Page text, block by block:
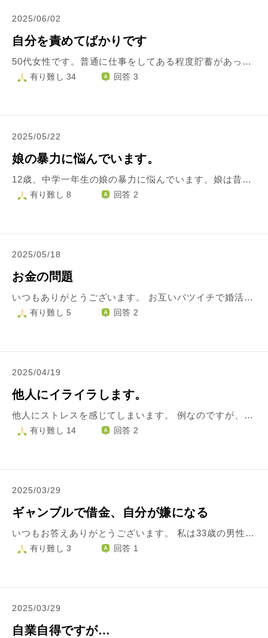
2025/06/02
自分を責めてばかりです
50代女性です。普通に仕事をしてある程度貯蓄があって、普通に友人がいて遊びに行ったり愚痴を言い会ったり、普通に結婚して子供が巣立ったら旅行などしたり、農家の両親の手伝いをしたり。これらが私のしたかった事です。でも全部逆で、仕事が続かなくて貯蓄がなく、夫のDVに耐えられず離婚して両親に金銭的にも負担をかけてしまい、健康な両親だったのに急な病気で亡くなりました。悩みを相談できる友人もいません。息子がいますが嫁の言いなりで、こんな私を見下しています。会話も殆どありません。仕事が続かないのは人と関わるのが兎に角苦手で分からない事を聞く事さえできなかったのでリタイアという感じです。お金が無くて焦る一方でしたが親には理解してもらえず相談できる人もおらず、転職しながらこの年齢になってしまいました。今はパートです。子供を育てる為借金があり今も返済しています。養育費は払ってもらえませんでした。知識が無かったので泣き寝入りです。離婚後は全く縁がありません。何でこんなに無いことだらけなんだろう。無いに目を向けず有るを見ろとか、人生これからなんて言われますがそんな余裕はありません。上記に綴ったような、ただただ普通に生きたかっただけです。自分が情けなくて悔しいです。何で上手くいかないんだろう。そして何故か、子供の為に仕事を頑張ろう、返済の為に頑張ろうとするのですが頑張ろうと思うほど身体が動かなくなり頑張れなくなります。ふざけた言い訳のようですが私には非常に困った現象です。借金もその時は仕方がなかった手段でしたが、私が頑張れなかったのは後悔でしかないです。人生最後に本気で頑張りたいと思っています。アドバイスをお願いします。
有り難し 34 回答 3
2025/05/22
娘の暴力に悩んでいます。
12歳、中学一年生の娘の暴力に悩んでいます。娘は昔から小心者のくせにプライドだけは高く、例えば私が何か娘の間違いを指摘すると、それを攻撃、または侮辱と捉え、私に歯向かってくる節があります。初めは口頭で口汚く私を罵り始め、私も折れずに娘の言葉遣いや態度を注意すると、今度は娘が私を無視します。ヘッドホンで耳を塞ぎ大音量で音楽を聴き、全ての音を遮断します。それでも私がしつこく諭そうものなら私に対しての暴力が始まります。軽く引っ叩くなどではなく、身体中にあざができるほどの暴力です。殴る蹴る突き飛ばす物を投げる等本当に酷いです。初めは我慢しますが最終的には私も思い切り殴り返します。すると娘は我にかえり大人しくなります。 娘はプライドが高いだけでなく、被害妄想も強い傾向にあります。例えば怒りの原因となる間違いの指摘など、私がそれ違うよ、と言うと「お前がバカにしやがるからやる気失せた、お前のその言い方のせいで自己肯定感低く生きてる、お前が親なんて最低だ、こんな家に生まれたなんて最低だ、お前なんて世界一嫌いだ出ていけ」など暴言のオンパレードです。 発達障害かしら？と思い、児童精神科などいくつか受診しましたがグレーでした。娘は怒りのパワーがすごいとの事、娘の思いに共感して話を聞くようにと病院からアドバイスいただき普段はその通りにしていますが、娘が怒り出す時は突然なので今のところあまり解決に至っておりません。娘は学校、先生、学校のカリキュラム、宿題、電車やバスで隣に立っていたサラリーマンや婦人、クラスメイト、先輩、全ての事や人に対して文句ばかり言うので、共感しようにも出来ない事ばかりですので、そっかぁ、、嫌だったんだねぇ、、としか言えません。時には何でそんなにいつも怒っているのか問いますが、「だってムカつくじゃん！」と怒るだけ。気持ちの切り替えが下手だなぁと思ってただただ話を聞いています。遺伝なのかな？と思うほど夫の性格にそっくりで、切ないなぁと思っています。夫も朝から晩まで文句を言っている人間です。カスタマーサービスに電話を掛け2時間もクレームを言っていた事もあります。今なら完全にカスハラですね。煽り運転もよくしていました。自分は攻撃されたからやり返しているんだと主張しいてました。 娘に対して、私の何を改善したら良いのかいつも頭を悩ませています。まとまりの無い文章申し訳ありません。
有り難し 8 回答 2
2025/05/18
お金の問題
いつもありがとうございます。 お互いバツイチで婚活パーティーで知り合った半年お付き合いしている彼氏がいるのですがデート代はだして頂いています。 合鍵を渡されていて彼氏が仕事の平日(私が休み)昼過ぎ位から彼氏の家にいってゴロゴロして手料理作って待っているのですが…その食費代は微々たるものですが私がだしています。月10回会う内半分は彼氏の家でそれが私が負担。 残りの外食代、娯楽費は彼氏が負担してるのですが、始めてのデートで私は彼氏に「デート代は出して欲しい」とお願いしてます。そして納得されてます。 私がケチなんでしょうか？ 彼氏正社員。私パートです。
有り難し 5 回答 2
2025/04/19
他人にイライラします。
他人にストレスを感じてしまいます。 例なのですが、駅を歩いていると向こう側から此方に真っ直ぐ歩いてくる他人がいるとします。左側通行なので私は左側を歩いているものとします。が、相手はそれを無視して私と同じ側の道を歩いてきます。そのような人間は基本避けることなく此方に突っ込んでくるので必然私が避けるしかないのですが、 「何故私が避けねばならないのか。ルールを無視しているのはあの人なのに。」 という感じに怒りを覚えます。 上記以外にも仕事中や趣味事に勤しんでいる時等など… どうすればイライラしなくなるのでしょうか？私の心が狭いのでしょうか…
有り難し 14 回答 2
2025/03/29
ギャンブルで借金、自分が嫌になる
いつもお答えありがとうございます。 私は33歳の男性です。 ギャンブル依存症に悩んでいます。 ついこの間もパチンコしました。親の金を盗み、その補填で借金しました。ややこしいですが、13万ほど使いました 自分が嫌で自殺をずっと考えてます 以前悩んでいた時もそうですが、生きていていいのか疑問に思ってます。 どう生きたらいいものなのでしょうか。 私みたいな人間は、死なないと治らないのでしょうか。
有り難し 3 回答 1
2025/03/29
自業自得ですが…